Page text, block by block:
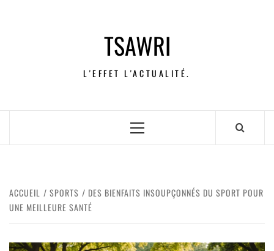
TSAWRI
L'EFFET L'ACTUALITÉ.
ACCUEIL SPORTS
DES BIENFAITS INSOUPÇONNÉS DU SPORT POUR
UNE MEILLEURE SANTÉ